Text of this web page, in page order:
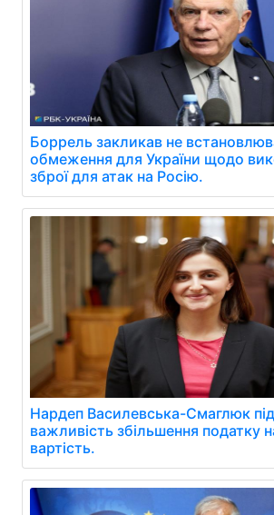
Боррель закликав не
обмеження для України щодо
зброї для атак на Росію.
Нардеп Василевська-Смаглюк
важливість збільшення податку
вартість.